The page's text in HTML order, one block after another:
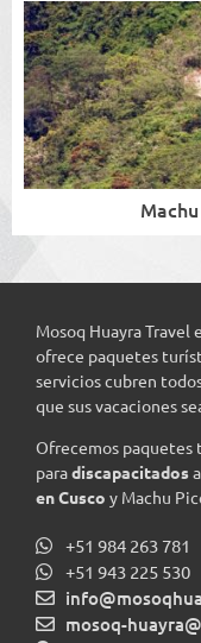
Mosoq Huayra Travel
ofrece paquetes
servicios cubren
que sus vacaciones
Ofrecemos paquetes
paradiscapacitados
en Cusco y Machu
+51 984 263 781
+51 943 225 530
mosoq-